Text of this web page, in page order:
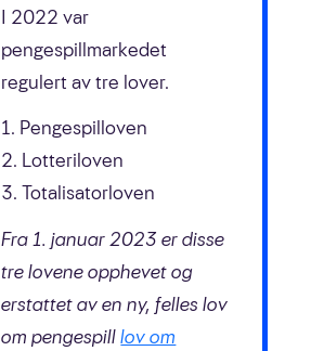
I 2022 var
pengespillmarkedet
regulert av tre lover.
1. Pengespilloven
2. Lotteriloven
3. Totalisatorloven
Fra 1. januar 2023 er disse
tre lovene opphevet og
erstattet av en ny, felles lov
om pengespilllov om